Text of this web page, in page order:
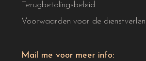
Terugbetalingsbeleid
Voorwaarden voor de
Mail me voor meer info: